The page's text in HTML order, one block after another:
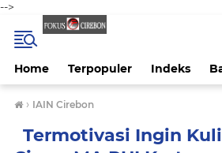
-->
Home Terpopuler Indeks
› IAIN Cirebon
Termotivasi Ingin